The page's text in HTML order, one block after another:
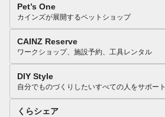
Pet’s One
カインズが展開するペットショップ
CAINZ Reserve
ワークショップ、施設予約、工具レンタル
DIY Style
自分でものづくりしたいすべての人をサポート
くらシェア